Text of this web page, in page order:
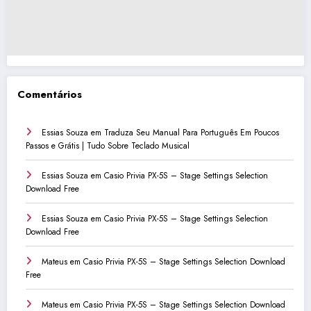
Comentários
Essias Souza em Traduza Seu Manual Para Português Em Poucos
Passos e Grátis | Tudo Sobre Teclado Musical
Essias Souza em Casio Privia PX-5S – Stage Settings Selection
Download Free
Essias Souza em Casio Privia PX-5S – Stage Settings Selection
Download Free
Mateus em Casio Privia PX-5S – Stage Settings Selection Download
Free
Mateus em Casio Privia PX-5S – Stage Settings Selection Download